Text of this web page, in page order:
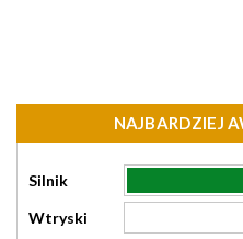
NAJBARDZIEJ
Silnik
Wtryski